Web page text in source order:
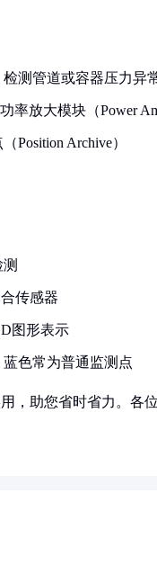
测管道或容器压力异
率放大模块（Power
Position Archive）
传感器
图形表示
色常为普通监测点
，助您省时省力。各